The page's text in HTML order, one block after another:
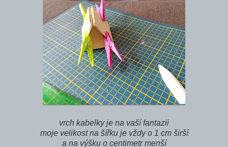
vrch kabelky je na vaší fantazii
moje velikost na šířku je vždy o 1 cm širší
a na výšku o centimetr menší